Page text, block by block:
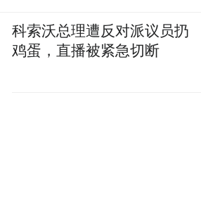
科索沃总理遭反对派议员扔
鸡蛋，直播被紧急切断